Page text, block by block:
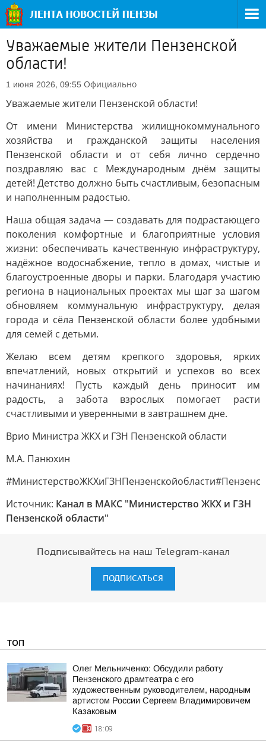
Уважаемые жители Пензенской
области!
1 июня 2026, 09:55 Официально
Уважаемые жители Пензенской области!
От имени Министерства жилищнокоммунального
хозяйства и гражданской защиты населения
Пензенской области и от себя лично сердечно
поздравляю вас с Международным днём защиты
детей! Детство должно быть счастливым, безопасным
и наполненным радостью.
Наша общая задача — создавать для подрастающего
поколения комфортные и благоприятные условия
жизни: обеспечивать качественную инфраструктуру,
надёжное водоснабжение, тепло в домах, чистые и
благоустроенные дворы и парки. Благодаря участию
региона в национальных проектах мы шаг за шагом
обновляем коммунальную инфраструктуру, делая
города и сёла Пензенской области более удобными
для семей с детьми.
Желаю всем детям крепкого здоровья, ярких
впечатлений, новых открытий и успехов во всех
начинаниях! Пусть каждый день приносит им
радость, а забота взрослых помогает расти
счастливыми и уверенными в завтрашнем дне.
Врио Министра ЖКХ и ГЗН Пензенской области
М.А. Панюхин
Источник: Канал в МАКС "Министерство ЖКХ и ГЗН
Пензенской области"
Подписывайтесь на наш Telegram-канал
ПОДПИСАТЬСЯ
ТОП
Олег Мельниченко: Обсудили работу
Пензенского драмтеатра с его
художественным руководителем, народным
артистом России Сергеем Владимировичем
Казаковым
18:09